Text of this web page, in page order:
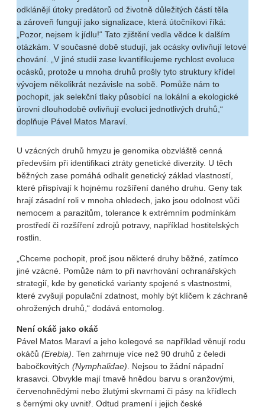
odklánějí útoky predátorů od životně důležitých částí těla
a zároveň fungují jako signalizace, která útočníkovi říká:
„Pozor, nejsem k jídlu!“ Tato zjištění vedla vědce k dalším
otázkám. V současné době studují, jak ocásky ovlivňují letové
chování. „V jiné studii zase kvantifikujeme rychlost evoluce
ocásků, protože u mnoha druhů prošly tyto struktury křídel
vývojem několikrát nezávisle na sobě. Pomůže nám to
pochopit, jak selekční tlaky působící na lokální a ekologické
úrovni dlouhodobě ovlivňují evoluci jednotlivých druhů,“
doplňuje Pável Matos Maraví.
U vzácných druhů hmyzu je genomika obzvláště cenná
především při identifikaci ztráty genetické diverzity. U těch
běžných zase pomáhá odhalit genetický základ vlastností,
které přispívají k hojnému rozšíření daného druhu. Geny tak
hrají zásadní roli v mnoha ohledech, jako jsou odolnost vůči
nemocem a parazitům, tolerance k extrémním podmínkám
prostředí či rozšíření zdrojů potravy, například hostitelských
rostlin.
„Chceme pochopit, proč jsou některé druhy běžné, zatímco
jiné vzácné. Pomůže nám to při navrhování ochranářských
strategií, kde by genetické varianty spojené s vlastnostmi,
které zvyšují populační zdatnost, mohly být klíčem k záchraně
ohrožených druhů,“ dodává entomolog.
Není okáč jako okáč
Pável Matos Maraví a jeho kolegové se například věnují rodu
okáčů (Erebia) . Ten zahrnuje více než 90 druhů z čeledi
babočkovitých (Nymphalidae) . Nejsou to žádní nápadní
krasavci. Obvykle mají tmavě hnědou barvu s oranžovými,
červenohnědými nebo žlutými skvrnami či pásy na křídlech
s černými oky uvnitř. Odtud pramení i jejich české